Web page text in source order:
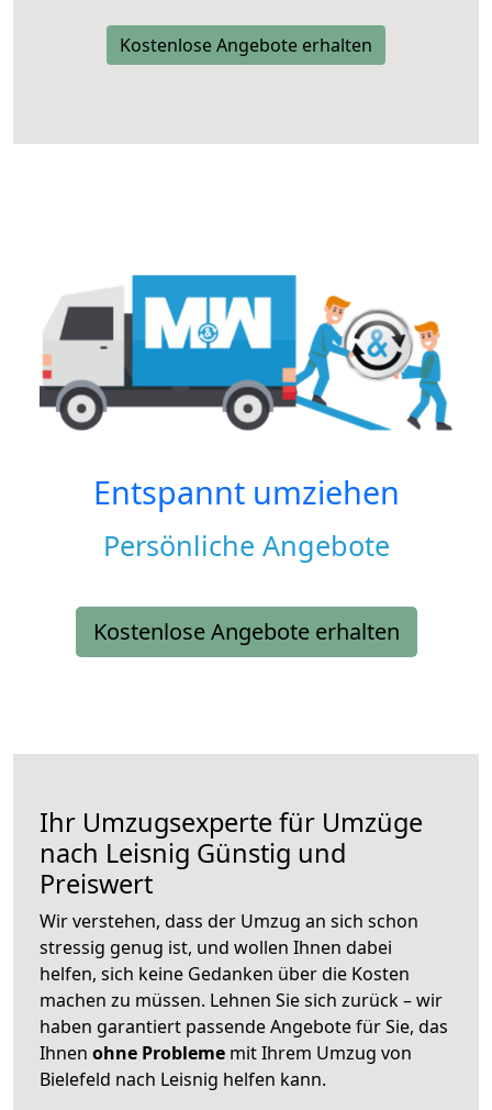
Kostenlose Angebote erhalten
Entspannt umziehen
Persönliche Angebote
Kostenlose Angebote erhalten
Ihr Umzugsexperte für Umzüge
nach Leisnig Günstig und
Preiswert
Wir verstehen, dass der Umzug an sich schon
stressig genug ist, und wollen Ihnen dabei
helfen, sich keine Gedanken über die Kosten
machen zu müssen. Lehnen Sie sich zurück – wir
haben garantiert passende Angebote für Sie, das
Ihnen ohne Probleme mit Ihrem Umzug von
Bielefeld nach Leisnig helfen kann.